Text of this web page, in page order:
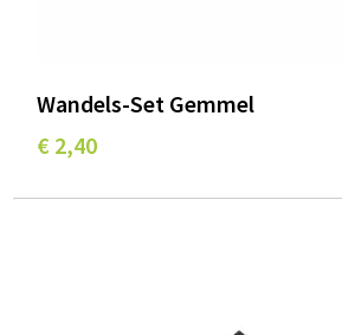
Wandels-Set Gemmel
€ 2,40